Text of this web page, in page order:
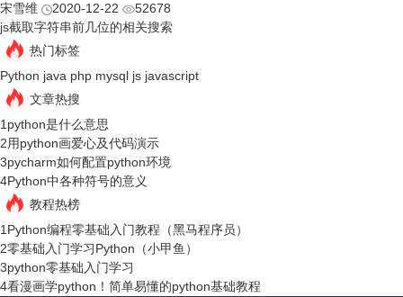
宋雪维
2020-12-22
52678
js截取字符串前几位的相关搜索
热门标签
Python java php mysql js javascript
文章热搜
1python是什么意思
2用python画爱心及代码演示
3pycharm如何配置python环境
4Python中各种符号的意义
教程热榜
1Python编程零基础入门教程（黑马程序员）
2零基础入门学习Python（小甲鱼）
3python零基础入门学习
4看漫画学python！简单易懂的python基础教程